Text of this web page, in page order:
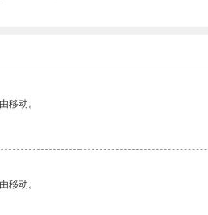
移动。
移动。